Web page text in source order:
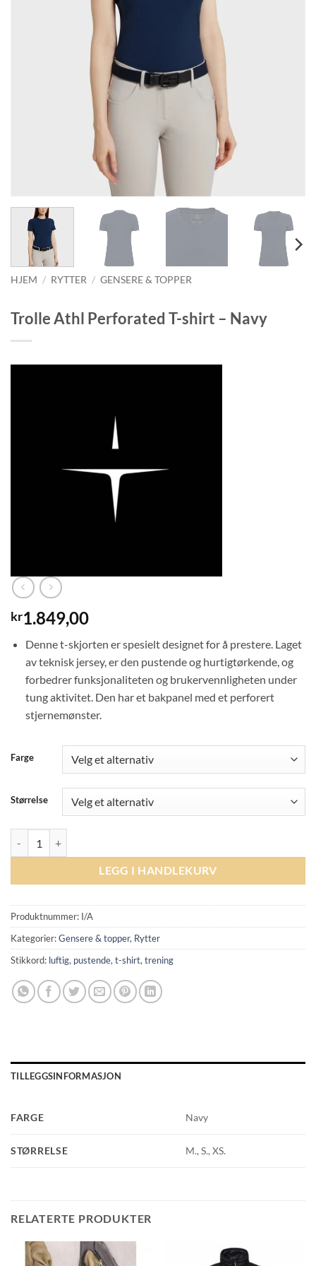
HJEM / RYTTER / GENSERE & TOPPER
Trolle Athl Perforated T-shirt – Navy
kr1.849,00
Denne t-skjorten er spesielt designet for å prestere. Laget
av teknisk jersey, er den pustende og hurtigtørkende, og
forbedrer funksjonaliteten og brukervennligheten under
tung aktivitet. Den har et bakpanel med et perforert
stjernemønster.
Farge
Størrelse
LEGG I HANDLEKURV
Produktnummer: I/A
Kategorier:Gensere & topper, Rytter
Stikkord: luftig, pustende, t-shirt, trening
TILLEGGSINFORMASJON
FARGE Navy
STØRRELSE M., S., XS.
RELATERTE PRODUKTER